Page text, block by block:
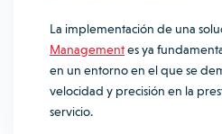
La implementación de una
Managementes ya
en un entorno en el que se
velocidad y precisión en la
servicio.